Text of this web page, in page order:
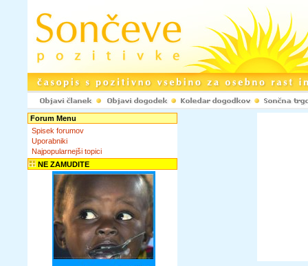
Forum Menu
Spisek forumov
Uporabniki
Najpopularnejši topici
NE ZAMUDITE